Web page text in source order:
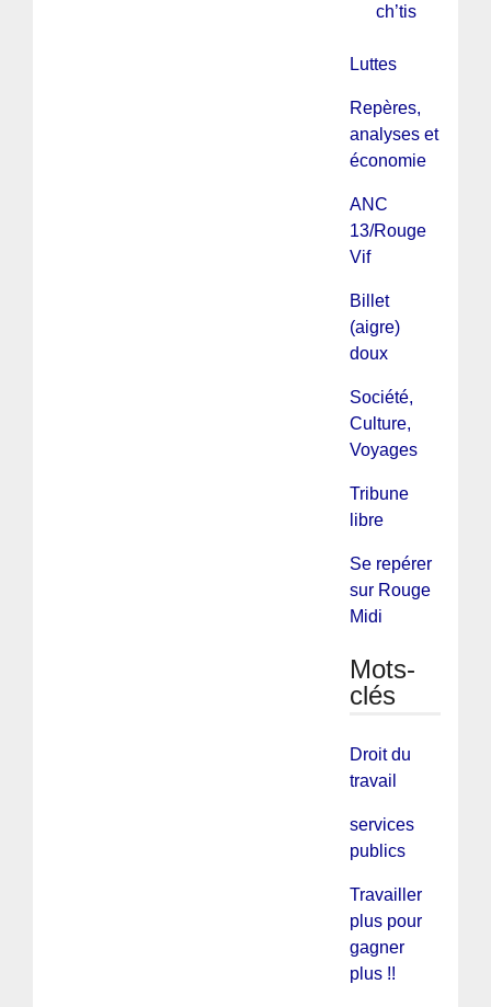
ch’tis
Luttes
Repères,
analyses et
économie
ANC
13/Rouge
Vif
Billet
(aigre)
doux
Société,
Culture,
Voyages
Tribune
libre
Se repérer
sur Rouge
Midi
Mots-
clés
Droit du
travail
services
publics
Travailler
plus pour
gagner
plus !!